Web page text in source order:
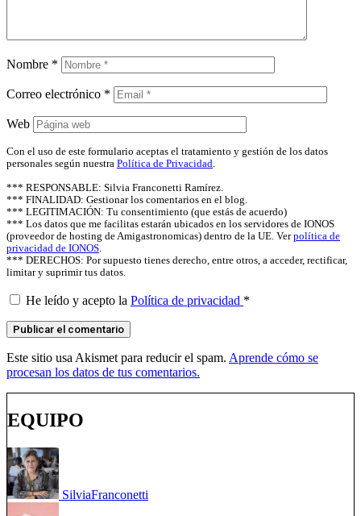
Nombre *
Correo electrónico *
Web
Con el uso de este formulario aceptas el tratamiento y gestión de los datos
personales según nuestra Política de Privacidad
*** RESPONSABLE: Silvia Franconetti Ramírez.
*** FINALIDAD: Gestionar los comentarios en el blog.
*** LEGITIMACIÓN: Tu consentimiento (que estás de acuerdo)
*** Los datos que me facilitas estarán ubicados en los servidores de IONOS
(proveedor de hosting de Amigastronomicas) dentro de la UE. Verpolítica de
privacidad de IONOS
*** DERECHOS: Por supuesto tienes derecho, entre otros, a acceder, rectificar,
limitar y suprimir tus datos.
He leído y acepto la Política de privacidad *
Este sitio usa Akismet para reducir el spam. Aprende cómo se
procesan los datos de tus comentarios.
EQUIPO
SilviaFranconetti